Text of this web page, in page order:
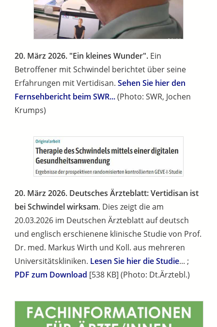
20. März 2026. "Ein kleines Wunder". Ein
Betroffener mit Schwindel berichtet über seine
Erfahrungen mit Vertidisan. Sehen Sie hier den
Fernsehbericht beim SWR...(Photo: SWR, Jochen
Krumps)
20. März 2026. Deutsches Ärzteblatt: Vertidisan ist
bei Schwindel wirksam. Dies zeigt die am
20.03.2026 im Deutschen Ärzteblatt auf deutsch
und englisch erschienene klinische Studie von Prof.
Dr. med. Markus Wirth und Koll. aus mehreren
Universitätskliniken. Lesen Sie hier die Studie... ;
PDF zum Download [538 KB] (Photo: Dt.Ärztebl.)